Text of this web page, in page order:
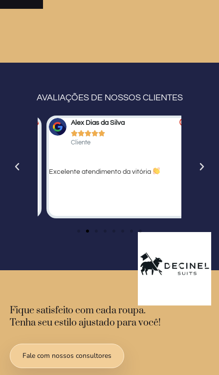
AVALIAÇÕES DE NOSSOS CLIENTES
e o
Alex Dias da Silva


Cliente
Excelente atendimento da vitória
Ternos
Fique satisfeito com cada roupa.
Tenha seu estilo ajustado para você!
Fale com nossos consultores